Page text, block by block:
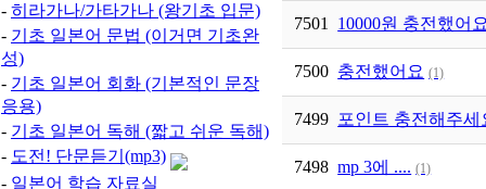
- 히라가나/가타가나 (왕기초 입문)
- 기초 일본어 문법 (이거면 기초완
성)
- 기초 일본어 회화 (기본적인 문장
응용)
- 기초 일본어 독해 (짧고 쉬운 독해)
- 도전! 단문듣기(mp3)
- 일본어 학습 자료실
7501 10000원 충전했어
7500 충전했어요 (1)
7499 포인트 충전해주세
7498 mp 3에 .... (1)